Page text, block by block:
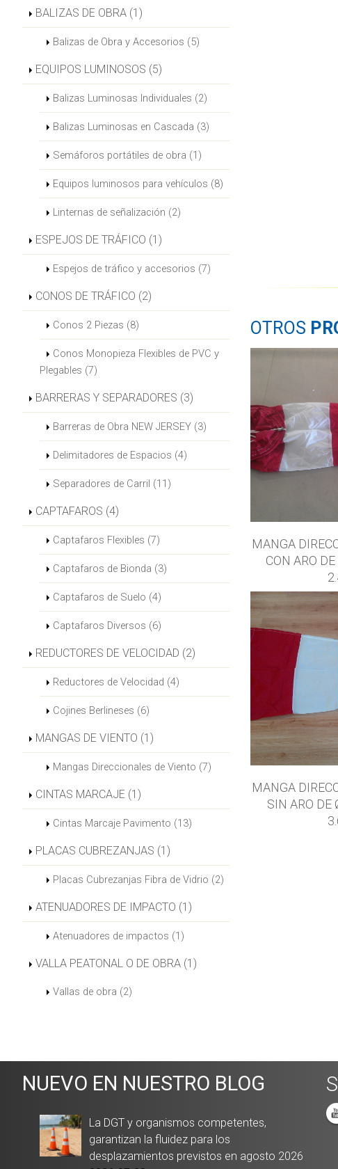
BALIZAS DE OBRA (1)
Balizas de Obra y Accesorios (5)
EQUIPOS LUMINOSOS (5)
Balizas Luminosas Individuales (2)
Balizas Luminosas en Cascada (3)
Semáforos portátiles de obra (1)
Equipos luminosos para vehículos (8)
Linternas de señalización (2)
ESPEJOS DE TRÁFICO (1)
Espejos de tráfico y accesorios (7)
CONOS DE TRÁFICO (2)
Conos 2 Piezas (8)
Conos Monopieza Flexibles de PVC y
Plegables (7)
BARRERAS Y SEPARADORES (3)
Barreras de Obra NEW JERSEY (3)
Delimitadores de Espacios (4)
Separadores de Carril (11)
CAPTAFAROS (4)
Captafaros Flexibles (7)
Captafaros de Bionda (3)
Captafaros de Suelo (4)
Captafaros Diversos (6)
REDUCTORES DE VELOCIDAD (2)
Reductores de Velocidad (4)
Cojines Berlineses (6)
MANGAS DE VIENTO (1)
Mangas Direccionales de Viento (7)
CINTAS MARCAJE (1)
Cintas Marcaje Pavimento (13)
PLACAS CUBREZANJAS (1)
Placas Cubrezanjas Fibra de Vidrio (2)
ATENUADORES DE IMPACTO (1)
Atenuadores de impactos (1)
VALLA PEATONAL O DE OBRA (1)
Vallas de obra (2)
OTROS
MANGA
CON ARO
MANGA
SIN ARO
NUEVO EN NUESTRO BLOG
La DGT y organismos competentes,
garantizan la fluidez para los
desplazamientos previstos en agosto 2026